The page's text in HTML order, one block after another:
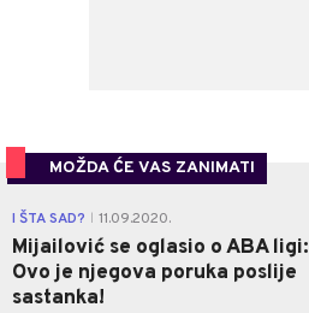
MOŽDA ĆE VAS ZANIMATI
I ŠTA SAD? 11.09.2020.
Mijailović se oglasio o ABA ligi:
Ovo je njegova poruka poslije
sastanka!